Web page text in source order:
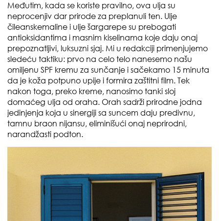
Međutim, kada se koriste pravilno, ova ulja su
neprocenjiv dar prirode za preplanuli ten. Ulje
čileanskemaline i ulje šargarepe su prebogati
antioksidantima i masnim kiselinama koje daju onaj
prepoznatljivi, luksuzni sjaj. Mi u redakciji primenjujemo
sledeću taktiku: prvo na celo telo nanesemo našu
omiljenu SPF kremu za sunčanje i sačekamo 15 minuta
da je koža potpuno upije i formira zaštitni film. Tek
nakon toga, preko kreme, nanosimo tanki sloj
domaćeg ulja od oraha. Orah sadrži prirodne jodna
jedinjenja koja u sinergiji sa suncem daju predivnu,
tamnu braon nijansu, eliminišući onaj neprirodni,
narandžasti podton.